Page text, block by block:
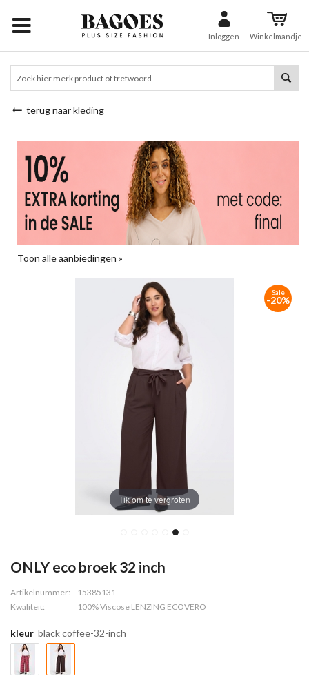
Inloggen Winkelmandje
terug naar kleding
Toon alle aanbiedingen »
Tik om te vergroten
Sale
-20%
ONLY eco broek 32 inch
Artikelnummer:
15385131
Kwaliteit:
100% Viscose LENZING ECOVERO
kleur black coffee-32-inch